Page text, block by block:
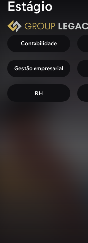
Estágio
Contabilidade
Gestão empresarial
RH